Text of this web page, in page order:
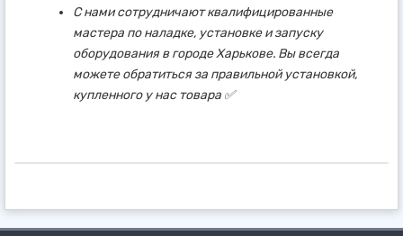
С нами сотрудничают квалифицированные
мастера по наладке, установке и запуску
оборудования в городе Харькове. Вы всегда
можете обратиться за правильной установкой,
купленного у нас товара ✅